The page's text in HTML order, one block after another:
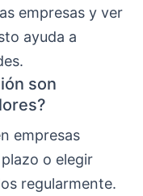
empresas y ver
ayuda a
son
empresas
o elegir
regularmente.